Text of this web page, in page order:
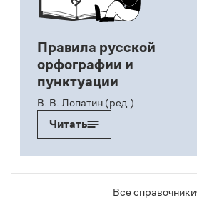
Правила русской
орфографии и
пунктуации
В. В. Лопатин (ред.)
Читать
Все справочники